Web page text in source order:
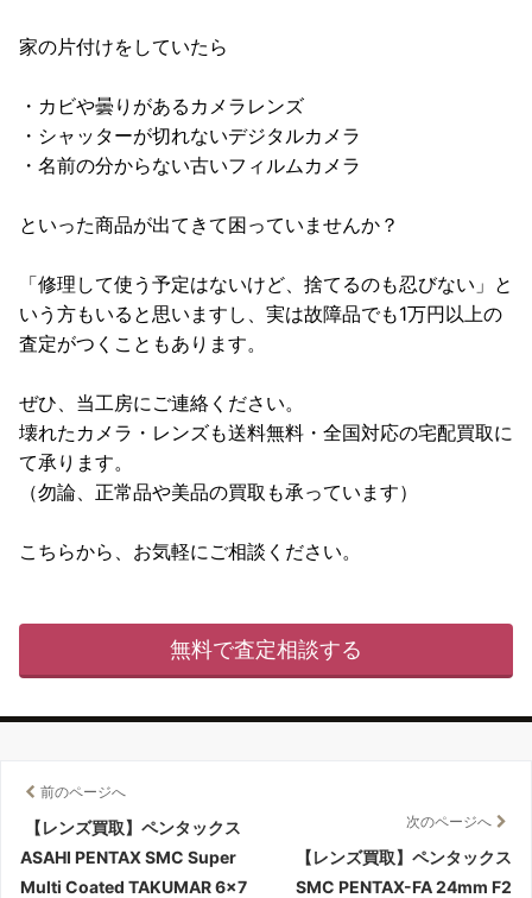
家の片付けをしていたら
・カビや曇りがあるカメラレンズ
・シャッターが切れないデジタルカメラ
・名前の分からない古いフィルムカメラ
といった商品が出てきて困っていませんか？
「修理して使う予定はないけど、捨てるのも忍びない」と
いう方もいると思いますし、実は故障品でも1万円以上の
査定がつくこともあります。
ぜひ、当工房にご連絡ください。
壊れたカメラ・レンズも送料無料・全国対応の宅配買取に
て承ります。
（勿論、正常品や美品の買取も承っています）
こちらから、お気軽にご相談ください。
無料で査定相談する
前のページへ
【レンズ買取】ペンタックス
ASAHI PENTAX SMC Super
Multi Coated TAKUMAR 6×7
次のページへ
【レンズ買取】ペンタックス
SMC PENTAX-FA 24mm F2